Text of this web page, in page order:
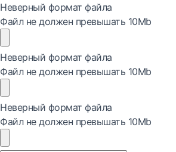
Неверный формат файла
Файл не должен превышать 10Mb
Неверный формат файла
Файл не должен превышать 10Mb
Неверный формат файла
Файл не должен превышать 10Mb